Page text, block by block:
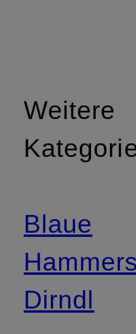
Weitere
Blaue
Dirndl